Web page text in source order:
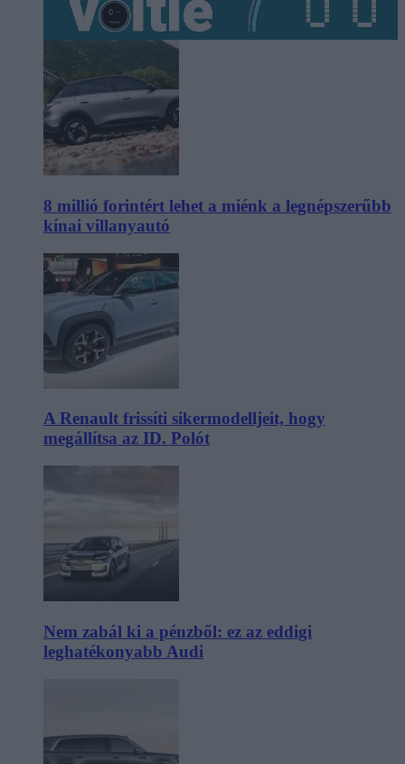
8 millió forintért lehet a miénk a legnépszerűbb
kínai villanyautó
A Renault frissíti sikermodelljeit, hogy
megállítsa az ID. Polót
Nem zabál ki a pénzből: ez az eddigi
leghatékonyabb Audi